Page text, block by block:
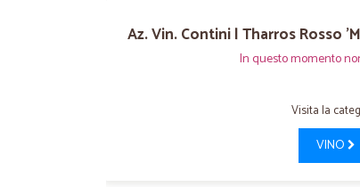
Az. Vin. Contini | Tharros Rosso
In questo momento
Visita la
VINO